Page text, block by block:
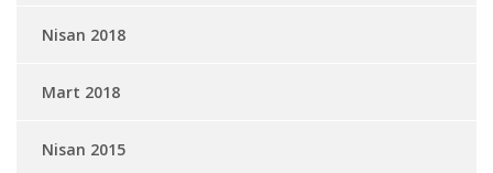
Nisan 2018
Mart 2018
Nisan 2015